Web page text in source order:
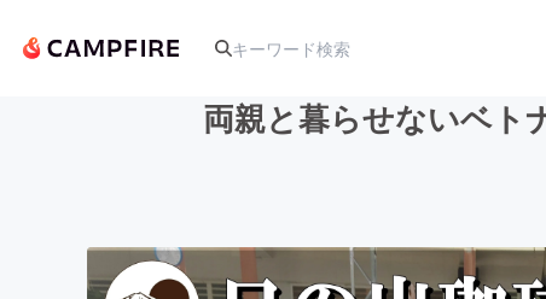
両親と暮らせないベト